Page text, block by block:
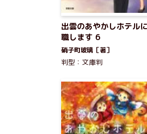
出雲のあやかしホテル
職します 6
硝子町玻璃［著］
判型：文庫判